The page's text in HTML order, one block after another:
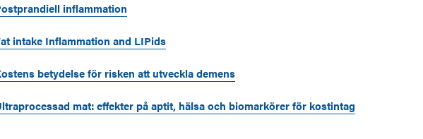
inflammation
intake Inflammation and LIPids
betydelse för risken att utveckla demens
mat: effekter på aptit, hälsa och biomarkörer för kostintag